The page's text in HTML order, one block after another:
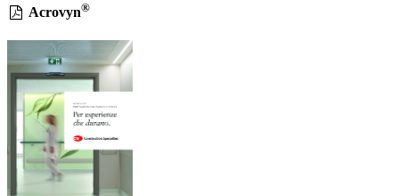
Acrovyn®